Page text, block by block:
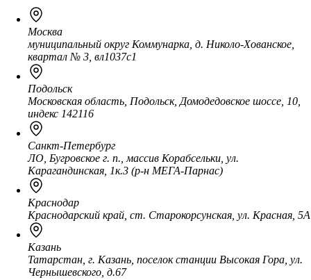
Москва
муниципальный округ Коммунарка, д. Николо-Хованское,
квартал № 3, вл1037с1
Подольск
Московская область, Подольск, Домодедовское шоссе, 10,
индекс 142116
Санкт-Петербург
ЛО, Бугровское г. п., массив Корабсельки, ул.
Карагандинская, 1к.3 (р-н МЕГА-Парнас)
Краснодар
Краснодарский край, ст. Старокорсунская, ул. Красная, 5А
Казань
Татарстан, г. Казань, поселок станции Высокая Гора, ул.
Чернышевского, д.67